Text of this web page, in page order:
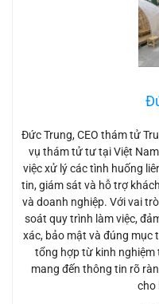
Đức Trung, CEO thám tử
vụ thám tử tư tại Việt
việc xử lý các tình huống
tin, giám sát và hỗ trợ
và doanh nghiệp. Với vai
soát quy trình làm việc,
xác, bảo mật và đúng mục
tổng hợp từ kinh nghiệm
mang đến thông tin rõ
cho